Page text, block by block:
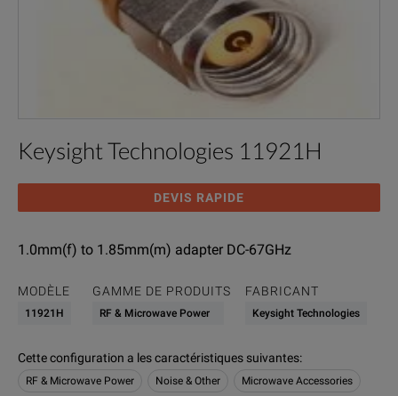
Keysight Technologies 11921H
DEVIS RAPIDE
1.0mm(f) to 1.85mm(m) adapter DC-67GHz
MODÈLE
11921H
GAMME DE PRODUITS
RF & Microwave Power
FABRICANT
Keysight Technologies
Cette configuration a les caractéristiques suivantes:
RF & Microwave Power Noise & Other Microwave Accessories